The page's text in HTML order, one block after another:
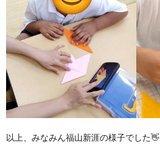
以上、みなみん福山新涯の様子でした👋